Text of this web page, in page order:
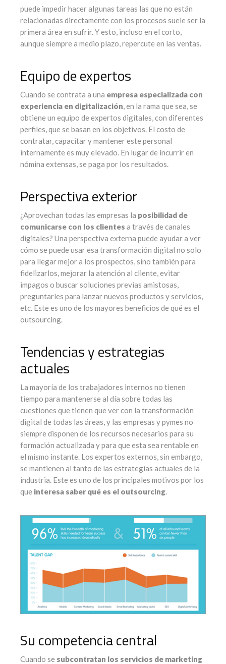
puede impedir hacer algunas tareas las que no están
relacionadas directamente con los procesos suele ser la
primera área en sufrir. Y esto, incluso en el corto,
aunque siempre a medio plazo, repercute en las ventas.
Equipo de expertos
Cuando se contrata a una empresa especializada con
experiencia en digitalización, en la rama que sea, se
obtiene un equipo de expertos digitales, con diferentes
perfiles, que se basan en los objetivos. El costo de
contratar, capacitar y mantener este personal
internamente es muy elevado. En lugar de incurrir en
nómina extensas, se paga por los resultados.
Perspectiva exterior
¿Aprovechan todas las empresas la posibilidad de
comunicarse con los clientes a través de canales
digitales? Una perspectiva externa puede ayudar a ver
cómo se puede usar esa transformación digital no solo
para llegar mejor a los prospectos, sino también para
fidelizarlos, mejorar la atención al cliente, evitar
impagos o buscar soluciones previas amistosas,
preguntarles para lanzar nuevos productos y servicios,
etc. Este es uno de los mayores beneficios de qué es el
outsourcing.
Tendencias y estrategias
actuales
La mayoría de los trabajadores internos no tienen
tiempo para mantenerse al día sobre todas las
cuestiones que tienen que ver con la transformación
digital de todas las áreas, y las empresas y pymes no
siempre disponen de los recursos necesarios para su
formación actualizada y para que esta sea rentable en
el mismo instante. Los expertos externos, sin embargo,
se mantienen al tanto de las estrategias actuales de la
industria. Este es uno de los principales motivos por los
que interesa saber qué es el outsourcing.
Su competencia central
Cuando se subcontratan los servicios de marketing